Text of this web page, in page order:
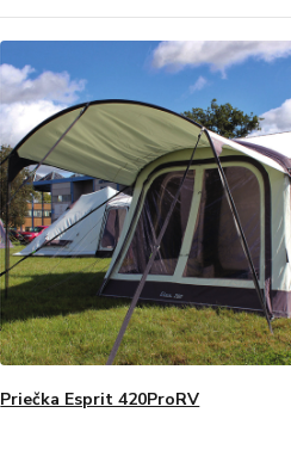
Priečka Esprit 420ProRV